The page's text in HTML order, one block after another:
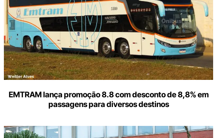
EMTRAM lança promoção 8.8 com desconto de 8,8% em
passagens para diversos destinos